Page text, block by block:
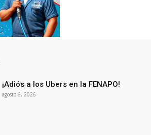
¡Adiós a los Ubers en la FENAPO!
agosto 6, 2026